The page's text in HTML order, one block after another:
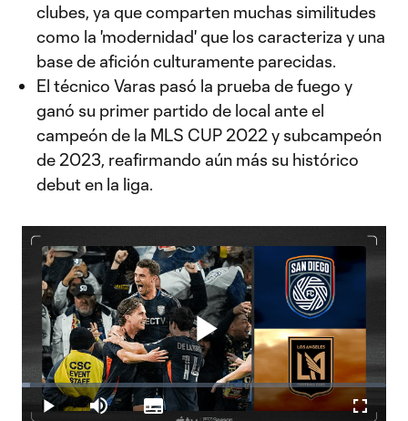
clubes, ya que comparten muchas similitudes
como la 'modernidad' que los caracteriza y una
base de afición culturamente parecidas.
El técnico Varas pasó la prueba de fuego y
ganó su primer partido de local ante el
campeón de la MLS CUP 2022 y subcampeón
de 2023, reafirmando aún más su histórico
debut en la liga.
Play
Play Mute
Loaded:
2.33%
Subtitles